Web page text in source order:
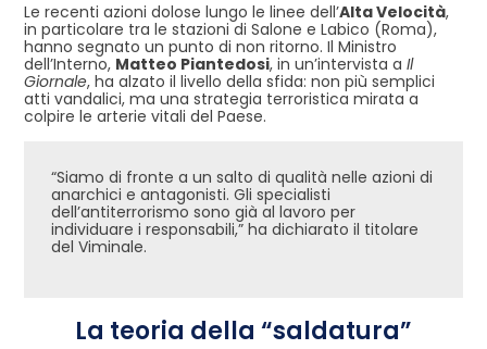
Le recenti azioni dolose lungo le linee dell’Alta Velocità,
in particolare tra le stazioni di Salone e Labico (Roma),
hanno segnato un punto di non ritorno. Il Ministro
dell’Interno, Matteo Piantedosi, in un’intervista a Il
Giornale, ha alzato il livello della sfida: non più semplici
atti vandalici, ma una strategia terroristica mirata a
colpire le arterie vitali del Paese.
“Siamo di fronte a un salto di qualità nelle azioni di
anarchici e antagonisti. Gli specialisti
dell’antiterrorismo sono già al lavoro per
individuare i responsabili,” ha dichiarato il titolare
del Viminale.
La teoria della “saldatura”